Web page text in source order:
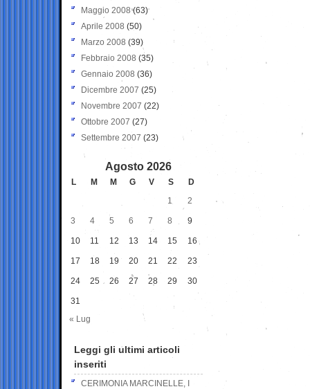
Maggio 2008(63)
Aprile 2008 (50)
Marzo 2008 (39)
Febbraio 2008 (35)
Gennaio 2008 (36)
Dicembre 2007 (25)
Novembre 2007 (22)
Ottobre 2007 (27)
Settembre 2007 (23)
Agosto 2026
L M M G V S
D
1
2
3 4 5 6 7 8 9
10 11 12 13 14 15 16
17 18 19 20 21 22 23
24 25 26 27 28 29 30
31
« Lug
Leggi gli ultimi articoli
inseriti
CERIMONIA MARCINELLE, I